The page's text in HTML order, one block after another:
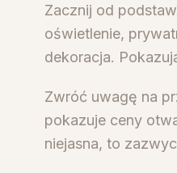
Zacznij od
oświetlenie,
dekoracja.
Zwróć uwagę na
pokazuje ceny
niejasna, to